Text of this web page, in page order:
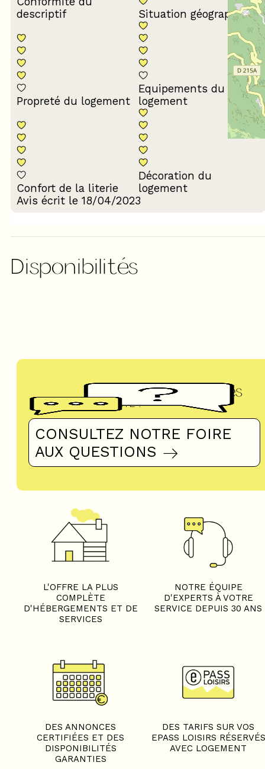
descriptif
Situation géographique
Propreté du logement
Equipements du
logement
Confort de la literie
Décoration du
logement
Avis écrit le 18/04/2023
Disponibilités
Questions fréquentes
UN DOUTE ?
CONSULTEZ NOTRE FOIRE
AUX QUESTIONS
L'OFFRE LA PLUS
COMPLÈTE
D'HÉBERGEMENTS ET DE
SERVICES
NOTRE ÉQUIPE
D'EXPERTS À VOTRE
SERVICE DEPUIS 30 ANS
DES ANNONCES
CERTIFIÉES ET DES
DISPONIBILITÉS
GARANTIES
DES TARIFS SUR VOS
EPASS LOISIRS RÉSERVÉS
AVEC LOGEMENT